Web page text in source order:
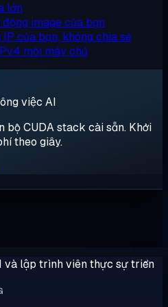
lớn
động image của bạn
IP của bạn, không chia sẻ
mỗi máy chủ
việc AI
bộ CUDA stack cài sẵn. Khởi
theo giây.
và lập trình viên thực sự triển